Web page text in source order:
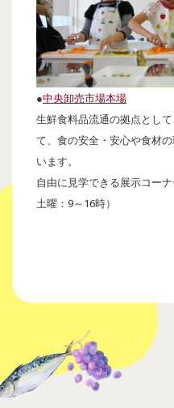
●中央卸売市場本場
生鮮食料品流通の拠点とし
て、食の安全・安心や食材
います。
自由に見学できる展示コー
土曜：9～16時）